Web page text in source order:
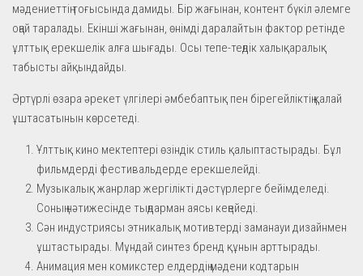
мәдениеттің тоғысында дамиды. Бір жағынан, контент бүкіл әлемге
оңай таралады. Екінші жағынан, өнімді даралайтын фактор ретінде
ұлттық ерекшелік алға шығады. Осы тепе-теңдік халықаралық
табысты айқындайды.
Әртүрлі өзара әрекет үлгілері әмбебаптық пен бірегейліктің қалай
ұштасатынын көрсетеді.
Ұлттық кино мектептері өзіндік стиль қалыптастырады. Бұл
фильмдерді фестивальдерде ерекшелейді.
Музыкалық жанрлар жергілікті дәстүрлерге бейімделеді.
Соның нәтижесінде тыңдарман аясы кеңейеді.
Сән индустриясы этникалық мотивтерді заманауи дизайнмен
ұштастырады. Мұндай синтез бренд құнын арттырады.
Анимация мен комикстер елдердің мәдени кодтарын